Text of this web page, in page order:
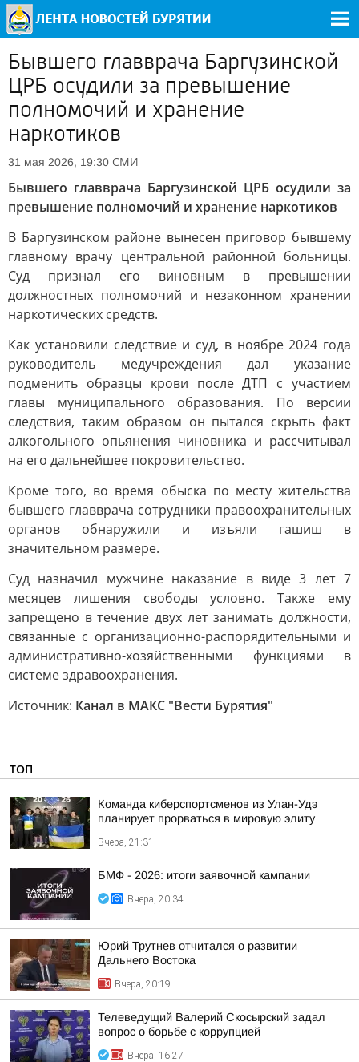
Бывшего главврача Баргузинской
ЦРБ осудили за превышение
полномочий и хранение
наркотиков
31 мая 2026, 19:30 СМИ
Бывшего главврача Баргузинской ЦРБ осудили за
превышение полномочий и хранение наркотиков
В Баргузинском районе вынесен приговор бывшему
главному врачу центральной районной больницы.
Суд признал его виновным в превышении
должностных полномочий и незаконном хранении
наркотических средств.
Как установили следствие и суд, в ноябре 2024 года
руководитель медучреждения дал указание
подменить образцы крови после ДТП с участием
главы муниципального образования. По версии
следствия, таким образом он пытался скрыть факт
алкогольного опьянения чиновника и рассчитывал
на его дальнейшее покровительство.
Кроме того, во время обыска по месту жительства
бывшего главврача сотрудники правоохранительных
органов обнаружили и изъяли гашиш в
значительном размере.
Суд назначил мужчине наказание в виде 3 лет 7
месяцев лишения свободы условно. Также ему
запрещено в течение двух лет занимать должности,
связанные с организационно-распорядительными и
административно-хозяйственными функциями в
системе здравоохранения.
Источник: Канал в МАКС "Вести Бурятия"
ТОП
Команда киберспортсменов из Улан-Удэ
планирует прорваться в мировую элиту
Вчера, 21:31
БМФ - 2026: итоги заявочной кампании
Вчера, 20:34
Юрий Трутнев отчитался о развитии
Дальнего Востока
Вчера, 20:19
Телеведущий Валерий Скосырский задал
вопрос о борьбе с коррупцией
Вчера, 16:27